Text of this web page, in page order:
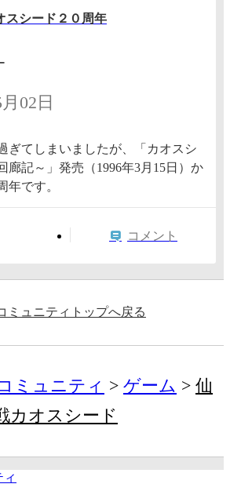
スシード２０周年
02日
ぎてしまいましたが、「カオスシ
廊記～」発売（1996年3月15日）か
年です。
コメント
ミュニティトップへ戻る
ミュニティ ゲーム
仙
カオスシード